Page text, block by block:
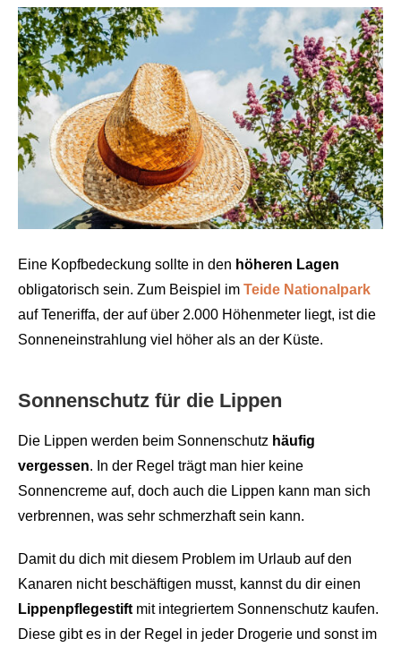
Eine Kopfbedeckung sollte in den höheren Lagen
obligatorisch sein. Zum Beispiel im Teide Nationalpark
auf Teneriffa, der auf über 2.000 Höhenmeter liegt, ist die
Sonneneinstrahlung viel höher als an der Küste.
Sonnenschutz für die Lippen
Die Lippen werden beim Sonnenschutz häufig
vergessen. In der Regel trägt man hier keine
Sonnencreme auf, doch auch die Lippen kann man sich
verbrennen, was sehr schmerzhaft sein kann.
Damit du dich mit diesem Problem im Urlaub auf den
Kanaren nicht beschäftigen musst, kannst du dir einen
Lippenpflegestift mit integriertem Sonnenschutz kaufen.
Diese gibt es in der Regel in jeder Drogerie und sonst im